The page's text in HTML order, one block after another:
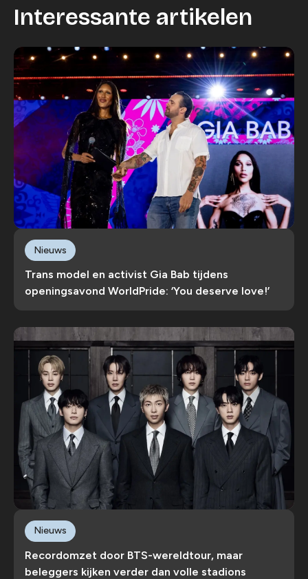
Wijzig cookie instellingen
Interessante artikelen
Trans model en activist Gia Bab tijdens
openingsavond WorldPride: ‘You deserve love!’
Nieuws
Recordomzet door BTS-wereldtour, maar
beleggers kijken verder dan volle stadions
Nieuws